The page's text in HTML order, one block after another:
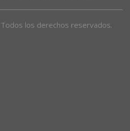
los derechos reservados.